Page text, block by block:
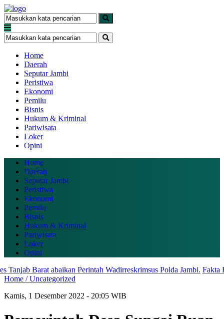
Home
Daerah
Seputar Jambi
Peristiwa
Ekonomi
Pemilu
Bisnis
Hukum & Kriminal
Pariwisata
Loker
Opini
Home
Daerah
Seputar Jambi
Peristiwa
Ekonomi
Pemilu
Bisnis
Hukum & Kriminal
Pariwisata
Loker
Opini
Barat abaikan Perintah Wadirreskrimsus Polda Jambi. Fakta
Home /Uncategorized
Kamis, 1 Desember 2022 - 20:05 WIB